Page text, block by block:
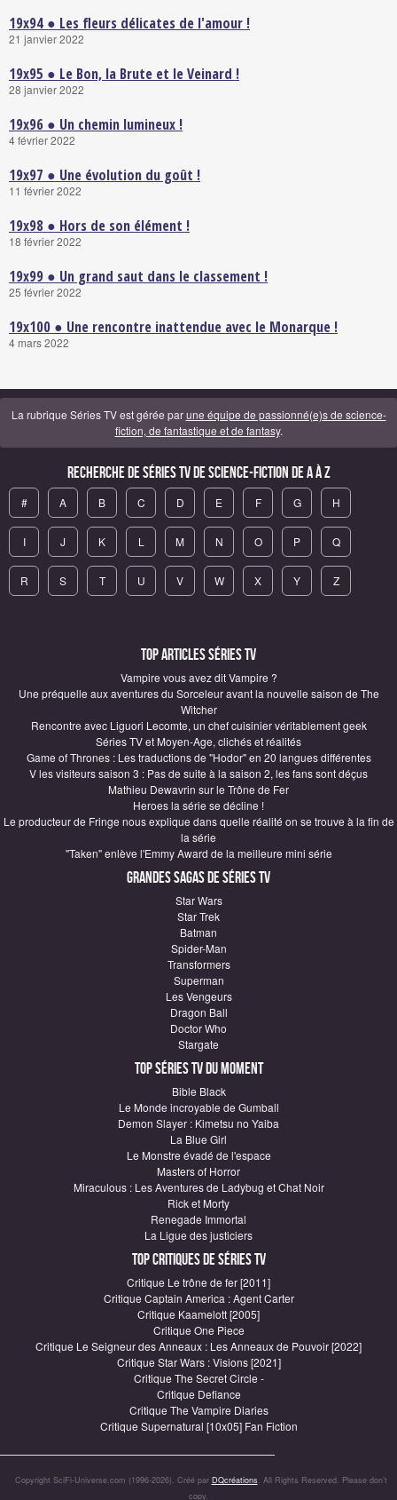
19x94 ● Les fleurs délicates de l'amour !
21 janvier 2022
19x95 ● Le Bon, la Brute et le Veinard !
28 janvier 2022
19x96 ● Un chemin lumineux !
4 février 2022
19x97 ● Une évolution du goût !
11 février 2022
19x98 ● Hors de son élément !
18 février 2022
19x99 ● Un grand saut dans le classement !
25 février 2022
19x100 ● Une rencontre inattendue avec le Monarque !
4 mars 2022
La rubrique Séries TV est gérée parune équipe de passionné(e)s de science-
fiction, de fantastique et de fantasy.
Recherche de Séries TV de science-fiction de A à Z
# A B C D E F G H
I J K L M N O P Q
R S T U V W X Y Z
Top articles Séries TV
Vampire vous avez dit Vampire ?
Une préquelle aux aventures du Sorceleur avant la nouvelle saison de The
Witcher
Rencontre avec Liguori Lecomte, un chef cuisinier véritablement geek
Séries TV et Moyen-Age, clichés et réalités
Game of Thrones : Les traductions de "Hodor" en 20 langues différentes
V les visiteurs saison 3 : Pas de suite à la saison 2, les fans sont déçus
Mathieu Dewavrin sur le Trône de Fer
Heroes la série se décline !
Le producteur de Fringe nous explique dans quelle réalité on se trouve à la fin de
la série
"Taken" enlève l'Emmy Award de la meilleure mini série
Grandes sagas de Séries TV
Star Wars
Star Trek
Batman
Spider-Man
Transformers
Superman
Les Vengeurs
Dragon Ball
Doctor Who
Stargate
Top Séries TV du moment
Bible Black
Le Monde incroyable de Gumball
Demon Slayer : Kimetsu no Yaiba
La Blue Girl
Le Monstre évadé de l'espace
Masters of Horror
Miraculous : Les Aventures de Ladybug et Chat Noir
Rick et Morty
Renegade Immortal
La Ligue des justiciers
Top critiques de Séries TV
Critique Le trône de fer [2011]
Critique Captain America : Agent Carter
Critique Kaamelott [2005]
Critique One Piece
Critique Le Seigneur des Anneaux : Les Anneaux de Pouvoir [2022]
Critique Star Wars : Visions [2021]
Critique The Secret Circle -
Critique Defiance
Critique The Vampire Diaries
Critique Supernatural [10x05] Fan Fiction
Copyright SciFi-Universe.com (1996-2026). Créé par DQcréations. All Rights Reserved. Please don’t
copy.